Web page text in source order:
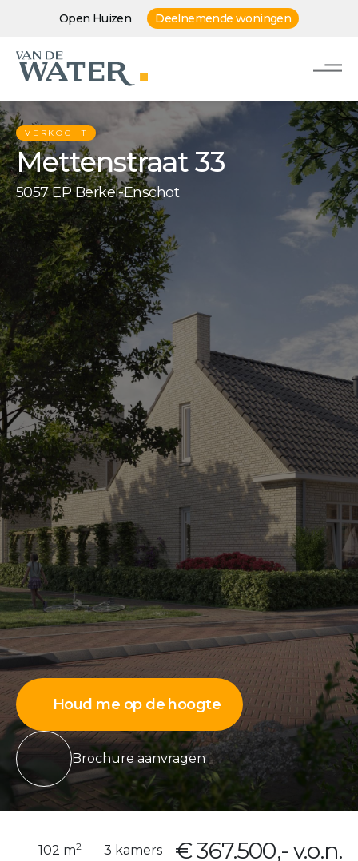
Open Huizen Deelnemende woningen
VERKOCHT
Mettenstraat 33
5057 EP Berkel-Enschot
Houd me op de hoogte
Brochure aanvragen
102 m2 3 kamers € 367.500,- v.o.n.